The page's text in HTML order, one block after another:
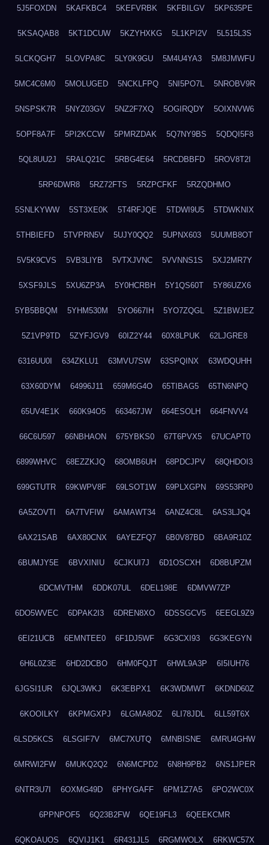
5J5FOXDN 5KAFKBC4 5KEFVRBK 5KFBILGV 5KP635PE
5KSAQAB8 5KT1DCUW 5KZYHXKG 5L1KPI2V 5L515L3S
5LCKQGH7 5LOVPA8C 5LY0K9GU 5M4U4YA3 5M8JMWFU
5MC4C6M0 5MOLUGED 5NCKLFPQ 5NI5PO7L 5NROBV9R
5NSPSK7R 5NYZ03GV 5NZ2F7XQ 5OGIRQDY 5OIXNVW6
5OPF8A7F 5PI2KCCW 5PMRZDAK 5Q7NY9BS 5QDQI5F8
5QL8UU2J 5RALQ21C 5RBG4E64 5RCDBBFD 5ROV8T2I
5RP6DWR8 5RZ72FTS 5RZPCFKF 5RZQDHMO
5SNLKYWW 5ST3XE0K 5T4RFJQE 5TDWI9U5 5TDWKNIX
5THBIEFD 5TVPRN5V 5UJY0QQ2 5UPNX603 5UUMB8OT
5V5K9CVS 5VB3LIYB 5VTXJVNC 5VVNNS1S 5XJ2MR7Y
5XSF9JLS 5XU6ZP3A 5Y0HCRBH 5Y1QS60T 5Y86UZX6
5YB5BBQM 5YHM530M 5YO667IH 5YO7ZQGL 5Z1BWJEZ
5Z1VP9TD 5ZYFJGV9 60IZ2Y44 60X8LPUK 62LJGRE8
6316UU0I 634ZKLU1 63MVU7SW 63SPQINX 63WDQUHH
63X60DYM 64996J11 659M6G4O 65TIBAG5 65TN6NPQ
65UV4E1K 660K94O5 663467JW 664ESOLH 664FNVV4
66C6U597 66NBHAON 675YBKS0 67T6PVX5 67UCAPT0
6899WHVC 68EZZKJQ 68OMB6UH 68PDCJPV 68QHDOI3
699GTUTR 69KWPV8F 69LSOT1W 69PLXGPN 69S53RP0
6A5ZOVTI 6A7TVFIW 6AMAWT34 6ANZ4C8L 6AS3LJQ4
6AX21SAB 6AX80CNX 6AYEZFQ7 6B0V87BD 6BA9R10Z
6BUMJY5E 6BVXINIU 6CJKUI7J 6D1OSCXH 6D8BUPZM
6DCMVTHM 6DDK07UL 6DEL198E 6DMVW7ZP
6DO5WVEC 6DPAK2I3 6DREN8XO 6DSSGCV5 6EEGL9Z9
6EI21UCB 6EMNTEE0 6F1DJ5WF 6G3CXI93 6G3KEGYN
6H6L0Z3E 6HD2DCBO 6HM0FQJT 6HWL9A3P 6I5IUH76
6JGSI1UR 6JQL3WKJ 6K3EBPX1 6K3WDMWT 6KDND60Z
6KOOILKY 6KPMGXPJ 6LGMA8OZ 6LI78JDL 6LL59T6X
6LSD5KCS 6LSGIF7V 6MC7XUTQ 6MNBISNE 6MRU4GHW
6MRWI2FW 6MUKQ2Q2 6N6MCPD2 6N8H9PB2 6NS1JPER
6NTR3U7I 6OXMG49D 6PHYGAFF 6PM1Z7A5 6PO2WC0X
6PPNPOF5 6Q23B2FW 6QE19FL3 6QEEKCMR
6QKOAUOS 6QVIJ1K1 6R431JL5 6RGMWOLX 6RKWC57X